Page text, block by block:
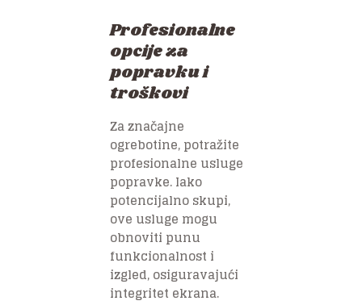
Profesionalne
opcije za
popravku i
troškovi
Za značajne
ogrebotine, potražite
profesionalne usluge
popravke. Iako
potencijalno skupi,
ove usluge mogu
obnoviti punu
funkcionalnost i
izgled, osiguravajući
integritet ekrana.